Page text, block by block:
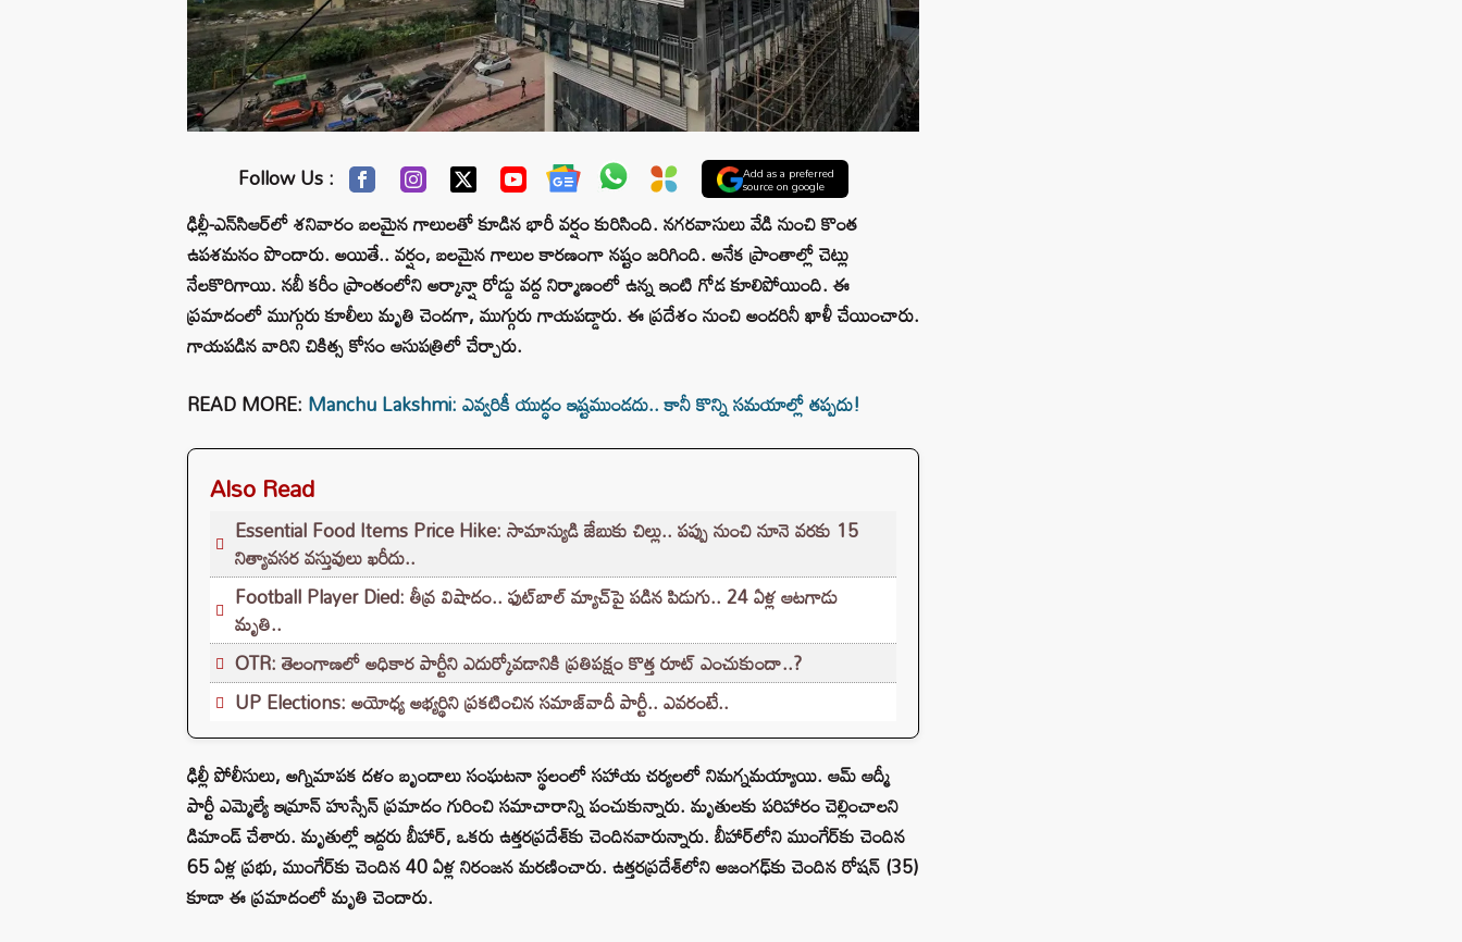
Follow Us : Add as a preferred
source on google
ఢిల్లీ-ఎన్‌సిఆర్‌లో శనివారం బలమైన గాలులతో కూడిన భారీ వర్షం కురిసింది. నగరవాసులు వేడి నుంచి కొంత
ఉపశమనం పొందారు. అయితే.. వర్షం, బలమైన గాలుల కారణంగా నష్టం జరిగింది. అనేక ప్రాంతాల్లో చెట్లు
నేలకొరిగాయి. నబీ కరీం ప్రాంతంలోని అర్కాన్షా రోడ్డు వద్ద నిర్మాణంలో ఉన్న ఇంటి గోడ కూలిపోయింది. ఈ
ప్రమాదంలో ముగ్గురు కూలీలు మృతి చెందగా, ముగ్గురు గాయపడ్డారు. ఈ ప్రదేశం నుంచి అందరినీ ఖాళీ చేయించారు.
గాయపడిన వారిని చికిత్స కోసం ఆసుపత్రిలో చేర్చారు.
READ MORE: Manchu Lakshmi: ఎవ్వరికీ యుద్ధం ఇష్టముండదు.. కానీ కొన్ని సమయాల్లో తప్పదు!
Also Read
Essential Food Items Price Hike: సామాన్యుడి జేబుకు చిల్లు.. పప్పు నుంచి నూనె వరకు 15
నిత్యావసర వస్తువులు ఖరీదు..
Football Player Died: తీవ్ర విషాదం.. ఫుట్‌బాల్ మ్యాచ్‌పై పడిన పిడుగు.. 24 ఏళ్ల ఆటగాడు
మృతి..
OTR: తెలంగాణలో అధికార పార్టీని ఎదుర్కోవడానికి ప్రతిపక్షం కొత్త రూట్‌ ఎంచుకుందా..?
UP Elections: అయోధ్య అభ్యర్థిని ప్రకటించిన సమాజ్‌వాదీ పార్టీ.. ఎవరంటే..
ఢిల్లీ పోలీసులు, అగ్నిమాపక దళం బృందాలు సంఘటనా స్థలంలో సహాయ చర్యలలో నిమగ్నమయ్యాయి. ఆమ్ ఆద్మీ
పార్టీ ఎమ్మెల్యే ఇమ్రాన్ హుస్సేన్ ప్రమాదం గురించి సమాచారాన్ని పంచుకున్నారు. మృతులకు పరిహారం చెల్లించాలని
డిమాండ్ చేశారు. మృతుల్లో ఇద్దరు బీహార్‌, ఒకరు ఉత్తరప్రదేశ్‌కు చెందినవారున్నారు. బీహార్‌లోని ముంగేర్‌కు చెందిన
65 ఏళ్ల ప్రభు, ముంగేర్‌కు చెందిన 40 ఏళ్ల నిరంజన మరణించారు. ఉత్తరప్రదేశ్‌లోని అజంగఢ్‌కు చెందిన రోషన్ (35)
కూడా ఈ ప్రమాదంలో మృతి చెందారు.